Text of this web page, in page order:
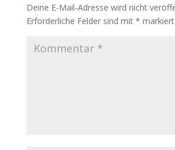
Deine E-Mail-Adresse wird nicht
Erforderliche Felder sind mit * markiert